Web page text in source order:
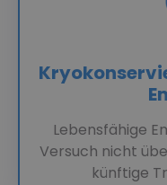
Lebensfähige
Versuch nicht
künftige